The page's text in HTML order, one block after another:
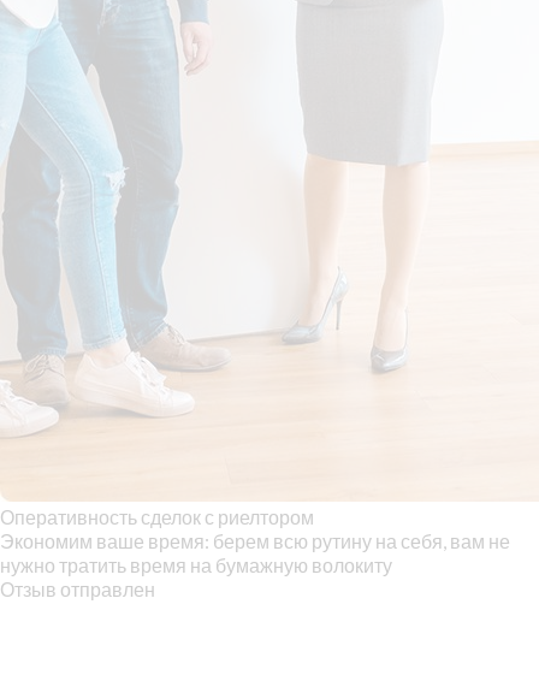
Оперативность сделок с риелтором
Экономим ваше время: берем всю рутину на себя, вам не
нужно тратить время на бумажную волокиту
Отзыв отправлен